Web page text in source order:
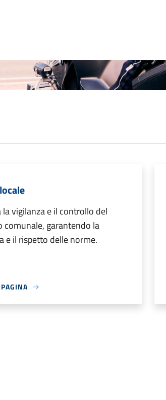
la vigilanza e il controllo del
comunale, garantendo la
e il rispetto delle norme.